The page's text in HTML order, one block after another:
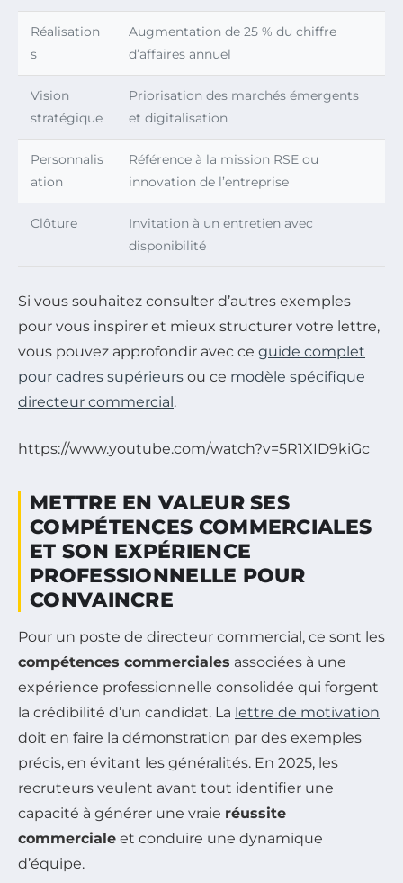
Réalisation
s
Augmentation de 25 % du chiffre
d’affaires annuel
Vision
stratégique
Priorisation des marchés émergents
et digitalisation
Personnalis
ation
Référence à la mission RSE ou
innovation de l’entreprise
Clôture
Invitation à un entretien avec
disponibilité
Si vous souhaitez consulter d’autres exemples
pour vous inspirer et mieux structurer votre lettre,
vous pouvez approfondir avec ce guide complet
pour cadres supérieurs ou ce modèle spécifique
directeur commercial .
https://www.youtube.com/watch?v=5R1XID9kiGc
METTRE EN VALEUR SES
COMPÉTENCES COMMERCIALES
ET SON EXPÉRIENCE
PROFESSIONNELLE POUR
CONVAINCRE
Pour un poste de directeur commercial, ce sont les
compétences commerciales associées à une
expérience professionnelle consolidée qui forgent
la crédibilité d’un candidat. La lettre de motivation
doit en faire la démonstration par des exemples
précis, en évitant les généralités. En 2025, les
recruteurs veulent avant tout identifier une
capacité à générer une vraie réussite
commerciale et conduire une dynamique
d’équipe.